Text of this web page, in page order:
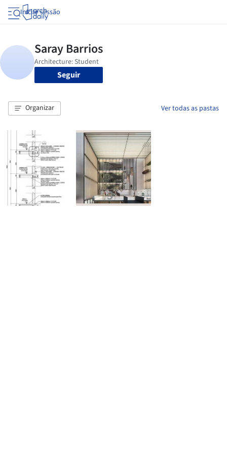
Iniciar sessão
Seguir
Organizar Ver todas as pastas